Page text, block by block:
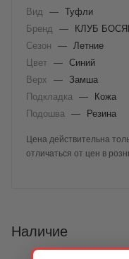
Вид — Туфли
Бренд
—
КЛУБ
Сезон
—
Летние
Цвет — Синий
Верх
— Замша
Подкладка
—
Кожа
Подошва
— Резина
Цена действительна
отличаться от цен в
Наличие